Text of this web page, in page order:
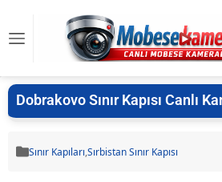
Dobrakovo Sınır Kapısı Canlı
Sınır Kapıları,Sırbistan Sınır Kapısı